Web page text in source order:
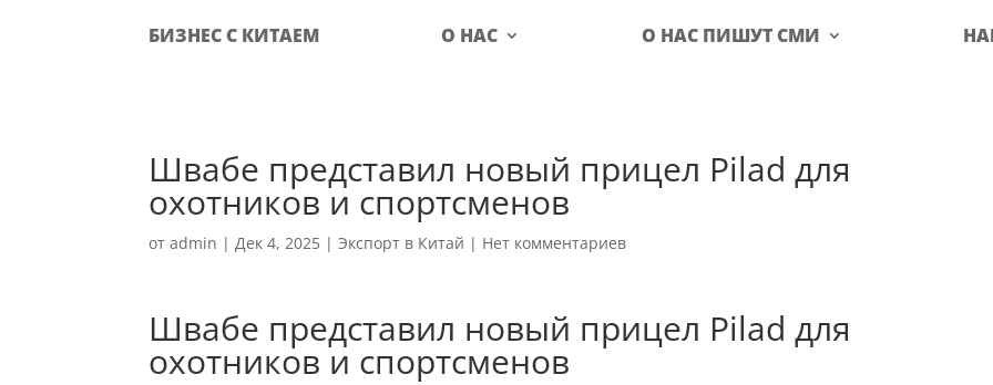
БИЗНЕС С КИТАЕМ О НАС О НАС ПИШУТ СМИ
Швабе представил новый прицел Pilad для
охотников и спортсменов
отadmin |Дек 4, 2025 |Экспорт в Китай | Нет комментариев
Швабе представил новый прицел Pilad для
охотников и спортсменов